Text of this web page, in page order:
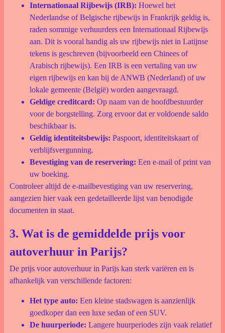
Internationaal Rijbewijs (IRB): Hoewel het
Nederlandse of Belgische rijbewijs in Frankrijk geldig is,
raden sommige verhuurders een Internationaal Rijbewijs
aan. Dit is vooral handig als uw rijbewijs niet in Latijnse
tekens is geschreven (bijvoorbeeld een Chinees of
Arabisch rijbewijs). Een IRB is een vertaling van uw
eigen rijbewijs en kan bij de ANWB (Nederland) of uw
lokale gemeente (België) worden aangevraagd.
Geldige creditcard: Op naam van de hoofdbestuurder
voor de borgstelling. Zorg ervoor dat er voldoende saldo
beschikbaar is.
Geldig identiteitsbewijs: Paspoort, identiteitskaart of
verblijfsvergunning.
Bevestiging van de reservering: Een e-mail of print van
uw boeking.
Controleer altijd de e-mailbevestiging van uw reservering,
aangezien hier vaak een gedetailleerde lijst van benodigde
documenten in staat.
3. Wat is de gemiddelde prijs voor
autoverhuur in Parijs?
De prijs voor autoverhuur in Parijs kan sterk variëren en is
afhankelijk van verschillende factoren:
Het type auto: Een kleine stadswagen is aanzienlijk
goedkoper dan een luxe sedan of een SUV.
De huurperiode: Langere huurperiodes zijn vaak relatief